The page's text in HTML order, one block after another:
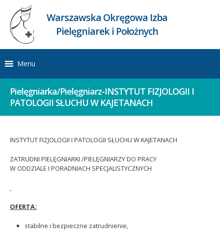
Warszawska Okręgowa Izba
Pielęgniarek i Położnych
Menu
Pielęgniarka/Pielęgniarz-INSTYTUT FIZJOLOGII I
PATOLOGII SŁUCHU W KAJETANACH
INSTYTUT FIZJOLOGII I PATOLOGII SŁUCHU W KAJETANACH
ZATRUDNI PIELĘGNIARKI /PIELĘGNIARZY DO PRACY
W ODDZIALE I PORADNIACH SPECJALISTYCZNYCH
OFERTA:
stabilne i bezpieczne zatrudnienie,